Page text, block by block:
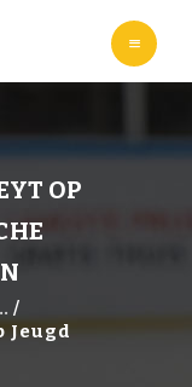
OP
Jeugd